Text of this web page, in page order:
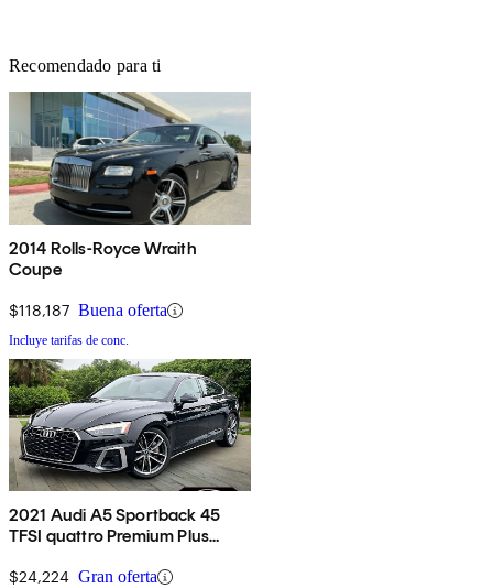
Recomendado para ti
2014 Rolls-Royce Wraith
Coupe
$118,187 Buena oferta
Incluye tarifas de conc.
2021 Audi A5 Sportback 45
TFSI quattro Premium Plus
$24,224 Gran oferta